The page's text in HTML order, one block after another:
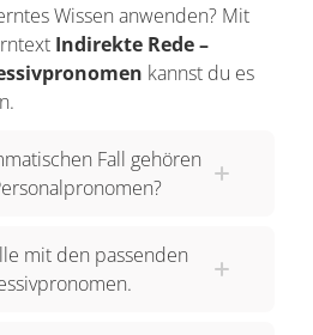
Wissen anwenden? Mit
Indirekte Rede –
kannst du es
Fall gehören
mit den passenden